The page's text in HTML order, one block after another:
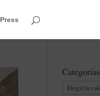
Press
Categorías
Categorías